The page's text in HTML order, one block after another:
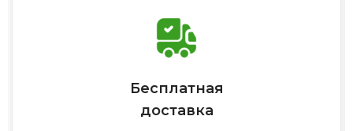
Бесплатная
доставка